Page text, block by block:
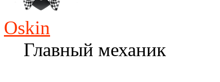
Oskin
Главный механик